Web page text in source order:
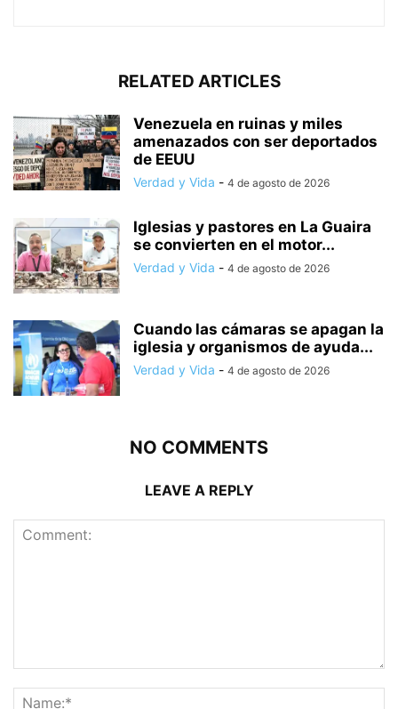
RELATED ARTICLES
Venezuela en ruinas y miles
amenazados con ser deportados
de EEUU
Verdad y Vida - 4 de agosto de 2026
Iglesias y pastores en La Guaira
se convierten en el motor...
Verdad y Vida - 4 de agosto de 2026
Cuando las cámaras se apagan la
iglesia y organismos de ayuda...
Verdad y Vida - 4 de agosto de 2026
NO COMMENTS
LEAVE A REPLY